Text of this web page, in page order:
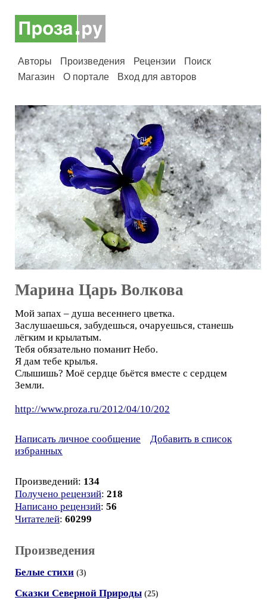
Авторы Произведения Рецензии
Поиск
Магазин
О портале Вход для авторов
Марина Царь Волкова
Мой запах – душа весеннего цветка.
Заслушаешься, забудешься, очаруешься, станешь
лёгким и крылатым.
Тебя обязательно поманит Небо.
Я дам тебе крылья.
Слышишь? Моё сердце бьётся вместе с сердцем
Земли.
http://www.proza.ru/2012/04/10/202
Написать личное сообщение
Добавить в список
избранных
Произведений: 134
Получено рецензий: 218
Написано рецензий: 56
Читателей: 60299
Произведения
Белые стихи (3)
Сказки Северной Природы (25)